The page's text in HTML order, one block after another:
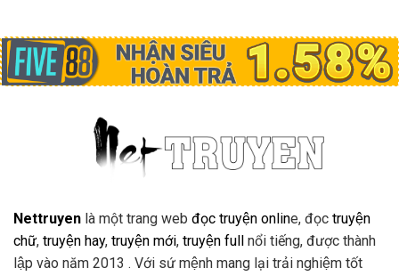
Nettruyen là một trang web đọc truyện online, đọc truyện
chữ, truyện hay, truyện mới, truyện full nổi tiếng, được thành
lập vào năm 2013 . Với sứ mệnh mang lại trải nghiệm tốt